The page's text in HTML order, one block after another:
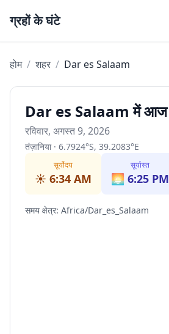
Skip to content
ग्रहों के घंटे
होम / शहर / Dar es Salaam
Dar es Salaam में आज
रविवार, अगस्त 9, 2026
तंज़ानिया· 6.7924°S, 39.2083°E
सूर्योदय
☀️ 6:34 AM
सूर्यास्त
🌅 6:25 PM
समय क्षेत्र: Africa/Dar_es_Salaam